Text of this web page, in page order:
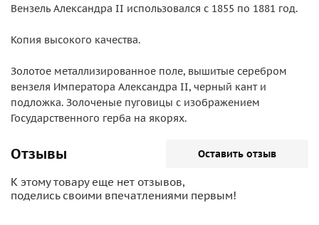
Вензель Александра II использовался с 1855 по 1881 год.
Копия высокого качества.
Золотое металлизированное поле, вышитые серебром
вензеля Императора Александра II, черный кант и
подложка. Золоченые пуговицы с изображением
Государственного герба на якорях.
Отзывы Оставить отзыв
К этому товару еще нет отзывов,
поделись своими впечатлениями первым!